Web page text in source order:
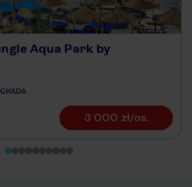
Aqua Park by
3 000 zł/os.